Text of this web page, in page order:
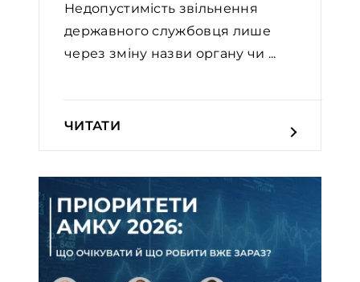
Недопустимість звільнення
державного службовця лише
через зміну назви органу чи ...
ЧИТАТИ